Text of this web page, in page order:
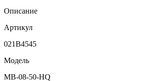
Описание
Артикул
021B4545
Модель
MB-08-50-HQ